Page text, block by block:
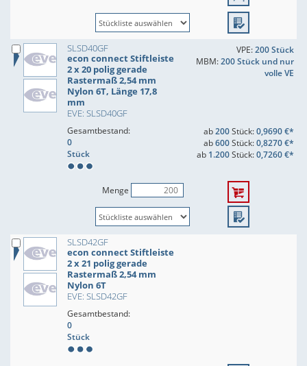
SLSD40GF
econ connect Stiftleiste
2 x 20 polig gerade
Rastermaß 2,54 mm
Nylon 6T, Länge 17,8
mm
EVE: SLSD40GF
VPE:200 Stück
MBM:200 Stück und nur
volle VE
Gesamtbestand:
0
Stück
ab200Stück:0,9690 €*
ab600Stück:0,8270 €*
ab 1.200Stück:0,7260 €*
Menge
SLSD42GF
econ connect Stiftleiste
2 x 21 polig gerade
Rastermaß 2,54 mm
Nylon 6T
EVE: SLSD42GF
Gesamtbestand:
0
Stück